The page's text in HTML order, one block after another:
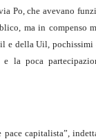
che avevano
ma in
e della Uil,
poca
pace capitalista”,